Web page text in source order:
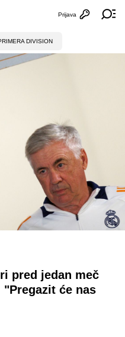
Otvori
Prijava
DIVISION
pred jedan meč
će nas